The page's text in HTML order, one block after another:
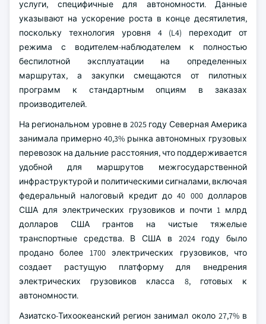
услуги, специфичные для автономности. Данные
указывают на ускорение роста в конце десятилетия,
поскольку технология уровня 4 (L4) переходит от
режима с водителем-наблюдателем к полностью
беспилотной эксплуатации на определенных
маршрутах, а закупки смещаются от пилотных
программ к стандартным опциям в заказах
производителей.
На региональном уровне в 2025 году Северная Америка
занимала примерно 40,3% рынка автономных грузовых
перевозок на дальние расстояния, что поддерживается
удобной для маршрутов межгосударственной
инфраструктурой и политическими сигналами, включая
федеральный налоговый кредит до 40 000 долларов
США для электрических грузовиков и почти 1 млрд
долларов США грантов на чистые тяжелые
транспортные средства. В США в 2024 году было
продано более 1700 электрических грузовиков, что
создает растущую платформу для внедрения
электрических грузовиков класса 8, готовых к
автономности.
Азиатско-Тихоокеанский регион занимал около 27,7% в